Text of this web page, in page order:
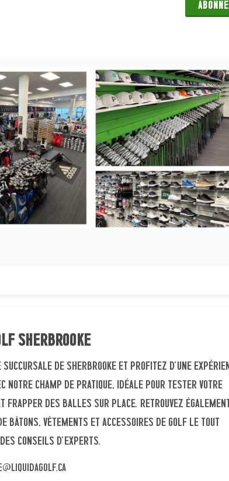
Sherbrooke
de Sherbrooke et profitez d’une
notre champ de pratique, idéale pour tester votre
frapper des balles sur place. Retrouvez
bâtons, vêtements et accessoires de golf le tout
conseils d'experts.